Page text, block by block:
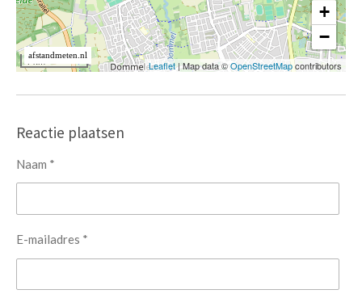
Reactie plaatsen
Naam *
E-mailadres *